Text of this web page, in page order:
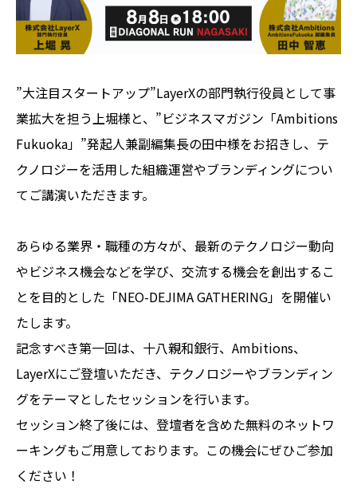
”大注目スタートアップ”LayerXの部門執行役員として事
業拡大を担う上堀様と、”ビジネスマガジン「Ambitions
Fukuoka」”発起人兼副編集長の田中様をお招きし、テ
クノロジーを活用した組織運営やブランディングについ
てご講演いただきます。
あらゆる業界・職種の方々が、最新のテクノロジー動向
やビジネス機会などを学び、交流する機会を創出するこ
とを目的とした「NEO-DEJIMA GATHERING」を開催い
たします。
記念すべき第一回は、十八親和銀行、Ambitions、
LayerXにご登壇いただき、テクノロジーやブランディン
グをテーマとしたセッションを行います。
セッション終了後には、登壇者を含めた無料のネットワ
ーキングもご用意しております。この機会にぜひご参加
ください！